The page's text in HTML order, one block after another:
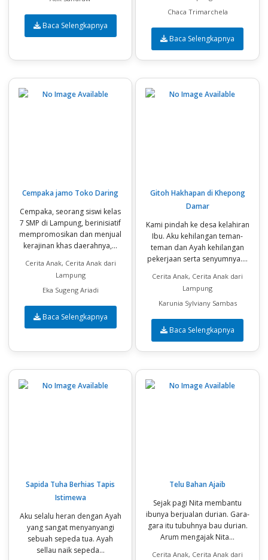
Baca Selengkapnya
Chaca Trimarchela
Baca Selengkapnya
Cempaka jamo Toko Daring
Cempaka, seorang siswi kelas
7 SMP di Lampung, berinisiatif
mempromosikan dan menjual
kerajinan khas daerahnya,...
Cerita Anak, Cerita Anak dari
Lampung
Eka Sugeng Ariadi
Baca Selengkapnya
Gitoh Hakhapan di Khepong
Damar
Kami pindah ke desa kelahiran
Ibu. Aku kehilangan teman-
teman dan Ayah kehilangan
pekerjaan serta senyumnya....
Cerita Anak, Cerita Anak dari
Lampung
Karunia Sylviany Sambas
Baca Selengkapnya
Sapida Tuha Berhias Tapis
Istimewa
Aku selalu heran dengan Ayah
yang sangat menyanyangi
sebuah sepeda tua. Ayah
sellau naik sepeda...
Telu Bahan Ajaib
Sejak pagi Nita membantu
ibunya berjualan durian. Gara-
gara itu tubuhnya bau durian.
Arum mengajak Nita...
Cerita Anak, Cerita Anak dari